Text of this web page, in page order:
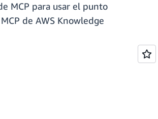
MCP para usar el punto
de AWS Knowledge